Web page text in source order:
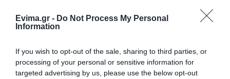
Evima.gr - Do Not Process My Personal
Information
If you wish to opt-out of the sale, sharing to third parties, or
processing of your personal or sensitive information for
targeted advertising by us, please use the below opt-out
Εύβοια: Γυναίκα έπεσε θύμα
για τρακτέρ που δεν παρέλαβε
07.08.2026 | 21:20